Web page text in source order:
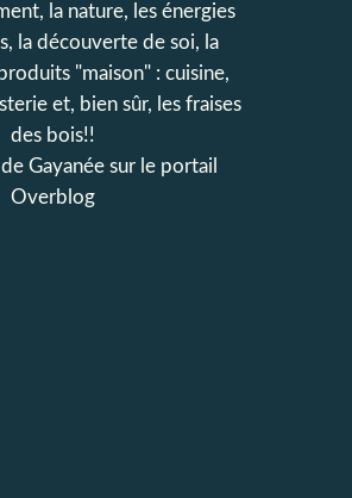
la nature, les énergies
la découverte de soi, la
"maison" : cuisine,
et, bien sûr, les fraises
des bois!!
Gayanée sur le portail
Overblog